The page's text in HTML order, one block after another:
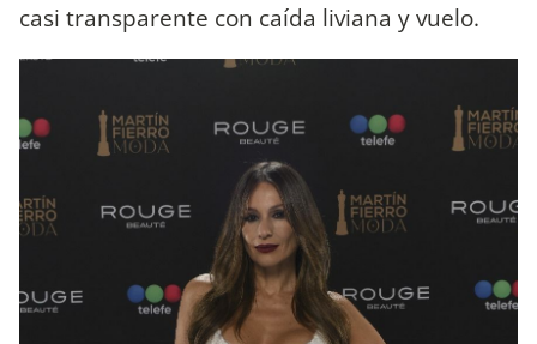
casi transparente con caída liviana y vuelo.